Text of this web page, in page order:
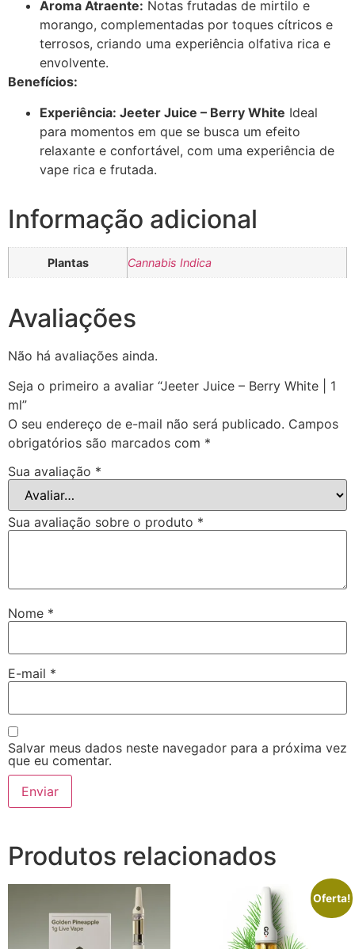
Aroma Atraente: Notas frutadas de mirtilo e
morango, complementadas por toques cítricos e
terrosos, criando uma experiência olfativa rica e
envolvente.
Benefícios:
Experiência: Jeeter Juice – Berry White Ideal
para momentos em que se busca um efeito
relaxante e confortável, com uma experiência de
vape rica e frutada.
Informação adicional
Plantas Cannabis Indica
Avaliações
Não há avaliações ainda.
Seja o primeiro a avaliar “Jeeter Juice – Berry White | 1
ml”
O seu endereço de e-mail não será publicado. Campos
obrigatórios são marcados com *
Sua avaliação *
Sua avaliação sobre o produto *
Nome *
E-mail *
Salvar meus dados neste navegador para a próxima vez
que eu comentar.
Produtos relacionados
Oferta!